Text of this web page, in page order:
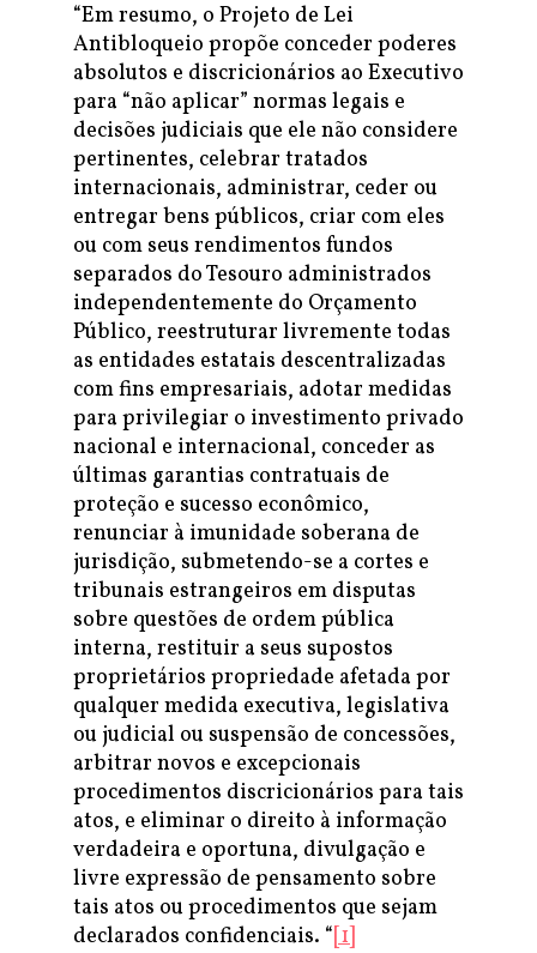
“Em resumo, o Projeto de Lei
Antibloqueio propõe conceder poderes
absolutos e discricionários ao Executivo
para “não aplicar” normas legais e
decisões judiciais que ele não considere
pertinentes, celebrar tratados
internacionais, administrar, ceder ou
entregar bens públicos, criar com eles
ou com seus rendimentos fundos
separados do Tesouro administrados
independentemente do Orçamento
Público, reestruturar livremente todas
as entidades estatais descentralizadas
com fins empresariais, adotar medidas
para privilegiar o investimento privado
nacional e internacional, conceder as
últimas garantias contratuais de
proteção e sucesso econômico,
renunciar à imunidade soberana de
jurisdição, submetendo-se a cortes e
tribunais estrangeiros em disputas
sobre questões de ordem pública
interna, restituir a seus supostos
proprietários propriedade afetada por
qualquer medida executiva, legislativa
ou judicial ou suspensão de concessões,
arbitrar novos e excepcionais
procedimentos discricionários para tais
atos, e eliminar o direito à informação
verdadeira e oportuna, divulgação e
livre expressão de pensamento sobre
tais atos ou procedimentos que sejam
declarados confidenciais. “[1]